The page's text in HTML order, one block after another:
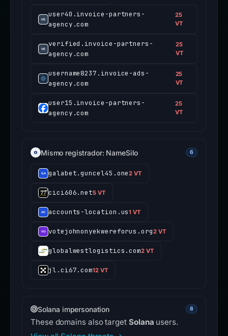
user40.invoice-partners-
agency.com
25
VT
verified.invoice-partners-
agency.com
25
VT
username8237.invoice-ads-
agency.com
25
VT
user15.invoice-partners-
agency.com
25
VT
Mismo registrador: NameSilo 6
galabet.guncel45.one2 VT
cici606.net5 VT
accounts-location.us1 VT
votejohnonyekwereforus.org2 VT
globalwestlogistics.com2 VT
jl.ci67.com12 VT
Solana impersonation 8
These domains also target Solana users.